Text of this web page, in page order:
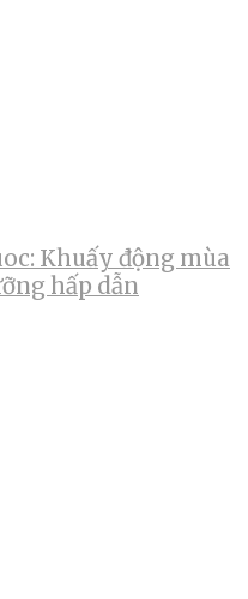
Khuấy động mùa
hấp dẫn